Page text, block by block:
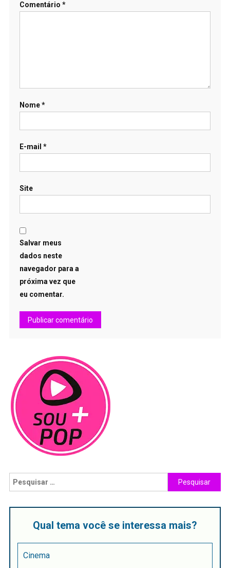
Comentário *
Nome*
E-mail *
Site
Salvar meus
dados neste
navegador para a
próxima vez que
eu comentar.
Qual tema você se interessa mais?
Cinema